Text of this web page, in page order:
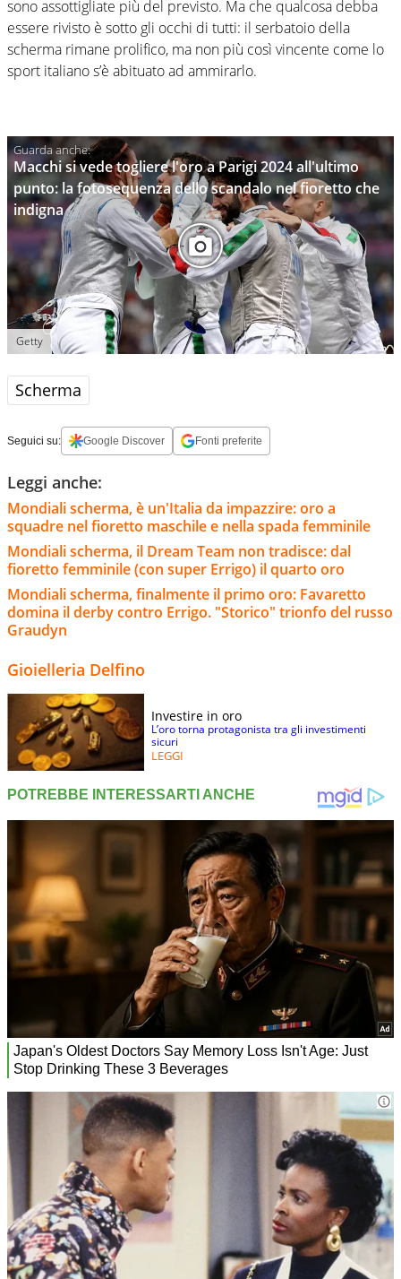
sono assottigliate più del previsto. Ma che qualcosa debba
essere rivisto è sotto gli occhi di tutti: il serbatoio della
scherma rimane prolifico, ma non più così vincente come lo
sport italiano s’è abituato ad ammirarlo.
Macchi si vede togliere l'oro a Parigi 2024 all'ultimo
punto: la fotosequenza dello scandalo nel fioretto che
indigna
Getty
Scherma
Seguici su: Google Discover Fonti preferite
Leggi anche:
Mondiali scherma, è un'Italia da impazzire: oro a
squadre nel fioretto maschile e nella spada femminile
Mondiali scherma, il Dream Team non tradisce: dal
fioretto femminile (con super Errigo) il quarto oro
Mondiali scherma, finalmente il primo oro: Favaretto
domina il derby contro Errigo. "Storico" trionfo del russo
Graudyn
Gioielleria Delfino
Investire in oro
L’oro torna protagonista tra gli investimenti
sicuri
LEGGI